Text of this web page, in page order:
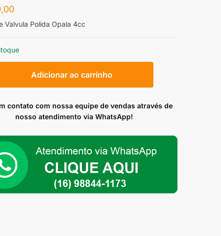
Valvula Polida Opala 4cc
Adicionar ao carrinho
contato com nossa equipe de vendas através de
nosso atendimento via WhatsApp!